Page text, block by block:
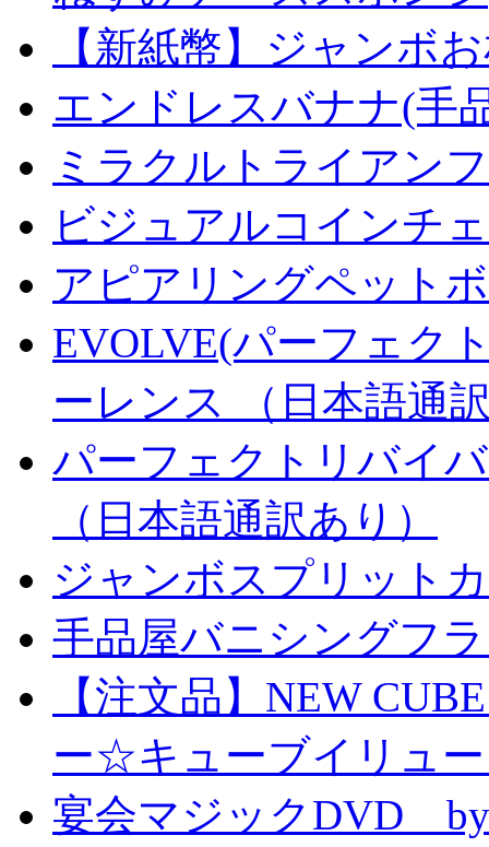
【新紙幣】ジャンボ
エンドレスバナナ(手
ミラクルトライアン
ビジュアルコインチ
アピアリングペット
EVOLVE(パーフェク
ーレンス （日本語通
パーフェクトリバイ
（日本語通訳あり）
ジャンボスプリット
手品屋バニシングフ
【注文品】NEW
ー☆キューブイリュ
宴会マジックDVD